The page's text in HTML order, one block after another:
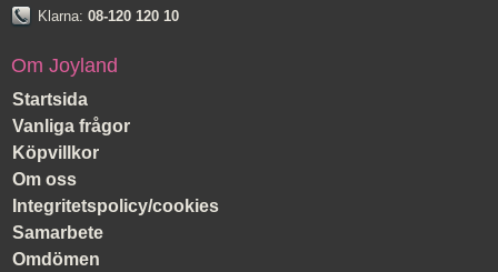
Klarna: 08-120 120 10
Om Joyland
Startsida
Vanliga frågor
Köpvillkor
Om oss
Integritetspolicy/cookies
Samarbete
Omdömen